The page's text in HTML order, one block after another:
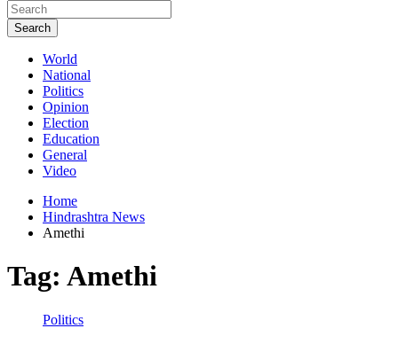
Search
World
National
Politics
Opinion
Election
Education
General
Video
Home
Hindrashtra News
Amethi
Tag: Amethi
Politics